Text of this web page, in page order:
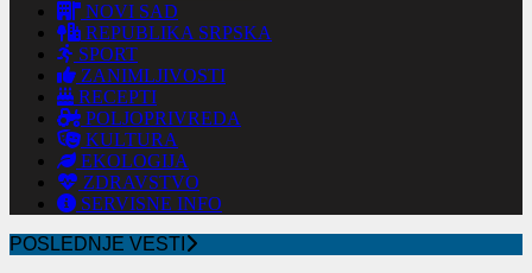
NOVI SAD
REPUBLIKA SRPSKA
SPORT
ZANIMLJIVOSTI
RECEPTI
POLJOPRIVREDA
KULTURA
EKOLOGIJA
ZDRAVSTVO
SERVISNE INFO
POSLEDNJE VESTI